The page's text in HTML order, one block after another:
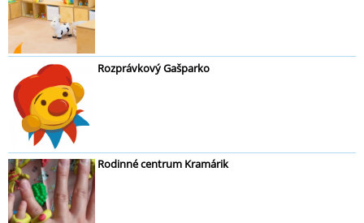
Rozprávkový Gašparko
Rodinné centrum Kramárik